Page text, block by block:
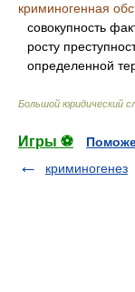
криминогенная
совокупность
росту
определенной
Большой юридический
Игры ⚽
криминогенез